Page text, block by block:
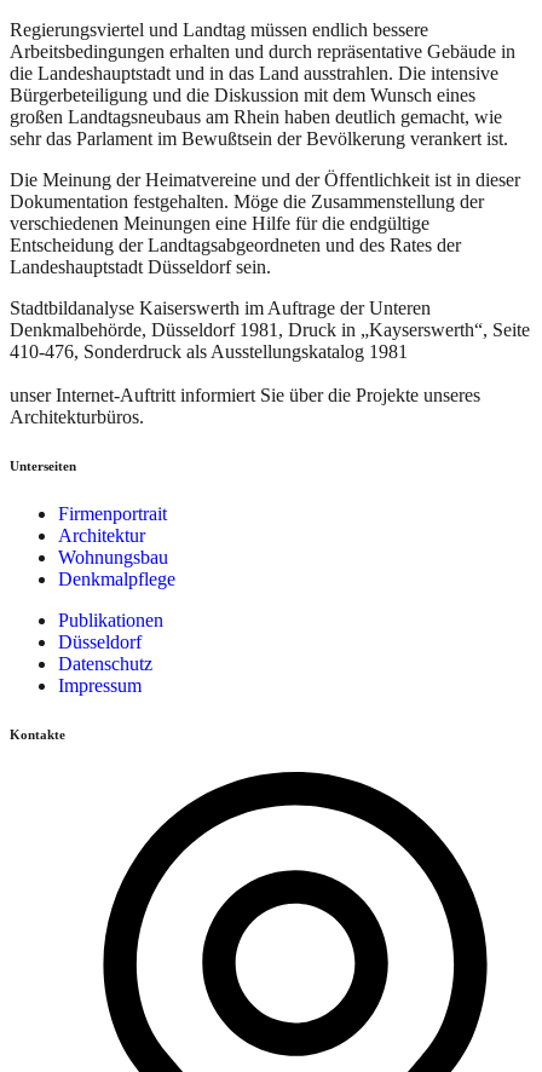
Regierungsviertel und Landtag müssen endlich bessere
Arbeitsbedingungen erhalten und durch repräsentative Gebäude in
die Landeshauptstadt und in das Land ausstrahlen. Die intensive
Bürgerbeteiligung und die Diskussion mit dem Wunsch eines
großen Landtagsneubaus am Rhein haben deutlich gemacht, wie
sehr das Parlament im Bewußtsein der Bevölkerung verankert ist.
Die Meinung der Heimatvereine und der Öffentlichkeit ist in dieser
Dokumentation festgehalten. Möge die Zusammenstellung der
verschiedenen Meinungen eine Hilfe für die endgültige
Entscheidung der Landtagsabgeordneten und des Rates der
Landeshauptstadt Düsseldorf sein.
Stadtbildanalyse Kaiserswerth im Auftrage der Unteren
Denkmalbehörde, Düsseldorf 1981, Druck in „Kayserswerth“, Seite
410-476, Sonderdruck als Ausstellungskatalog 1981
unser Internet-Auftritt informiert Sie über die Projekte unseres
Architekturbüros.
Unterseiten
Firmenportrait
Architektur
Wohnungsbau
Denkmalpflege
Publikationen
Düsseldorf
Datenschutz
Impressum
Kontakte